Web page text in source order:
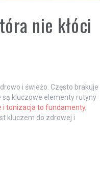
nie kłóci
i świeżo. Często brakuje
kluczowe elementy rutyny
i tonizacja to fundamenty,
kluczem do zdrowej i